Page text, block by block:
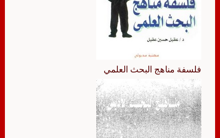
فلسفة مناهج البحث العلمي